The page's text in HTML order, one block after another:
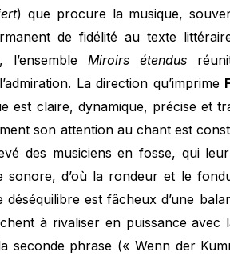
) que procure la musique,
de fidélité au texte
, l’ensembleMiroirs étendus
La direction qu’imprime
est claire, dynamique, précise et
son attention au chant est
des musiciens en fosse, qui
sonore, d’où la rondeur et le
est fâcheux d’une
à rivaliser en puissance avec
seconde phrase (« Wenn der